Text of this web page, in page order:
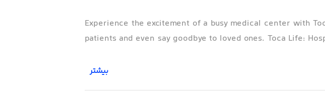
Experience the excitement of a busy medical center with
patients and even say goodbye to loved ones. Toca Life:
بیشتر